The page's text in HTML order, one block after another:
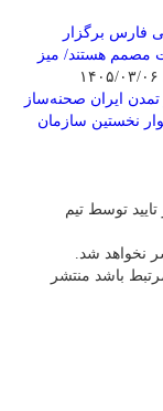
فارس برگزار
مصمم هستند/ میز
ایران صحنه‌ساز
نخستین سازمان
توسط تیم
نخواهد شد.
باشد منتشر